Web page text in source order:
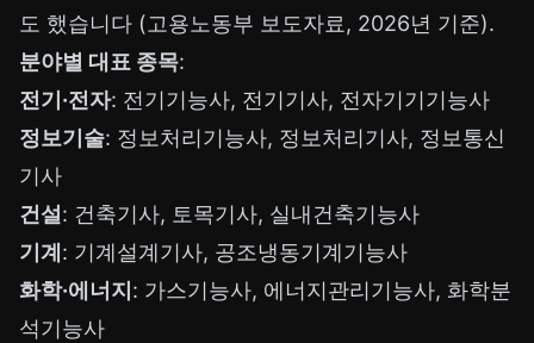
도 했습니다 (고용노동부 보도자료, 2026년 기준).
분야별 대표 종목:
전기·전자: 전기기능사, 전기기사, 전자기기기능사
정보기술: 정보처리기능사, 정보처리기사, 정보통신
기사
건설: 건축기사, 토목기사, 실내건축기능사
기계 : 기계설계기사, 공조냉동기계기능사
화학·에너지 : 가스기능사, 에너지관리기능사, 화학분
석기능사